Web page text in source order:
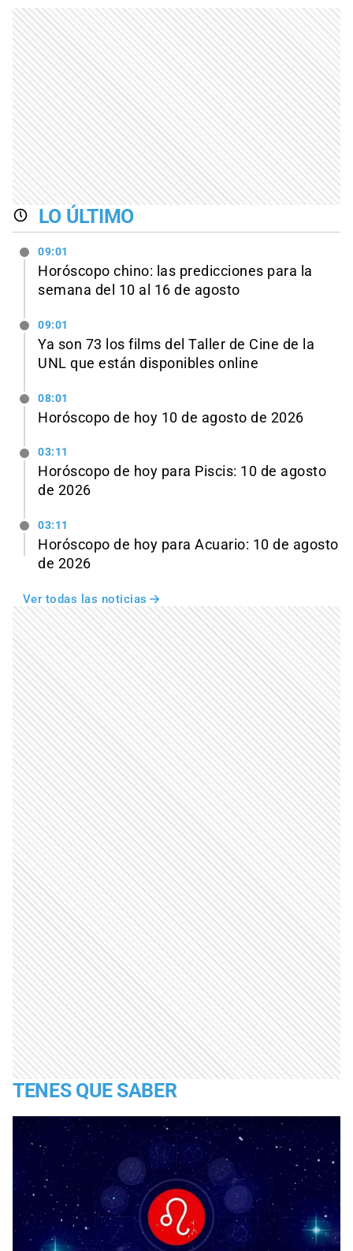
LO ÚLTIMO
09:01
Horóscopo chino: las predicciones para la
semana del 10 al 16 de agosto
09:01
Ya son 73 los films del Taller de Cine de la
UNL que están disponibles online
08:01
Horóscopo de hoy 10 de agosto de 2026
03:11
Horóscopo de hoy para Piscis: 10 de agosto
de 2026
03:11
Horóscopo de hoy para Acuario: 10 de agosto
de 2026
Ver todas las noticias
TENES QUE SABER